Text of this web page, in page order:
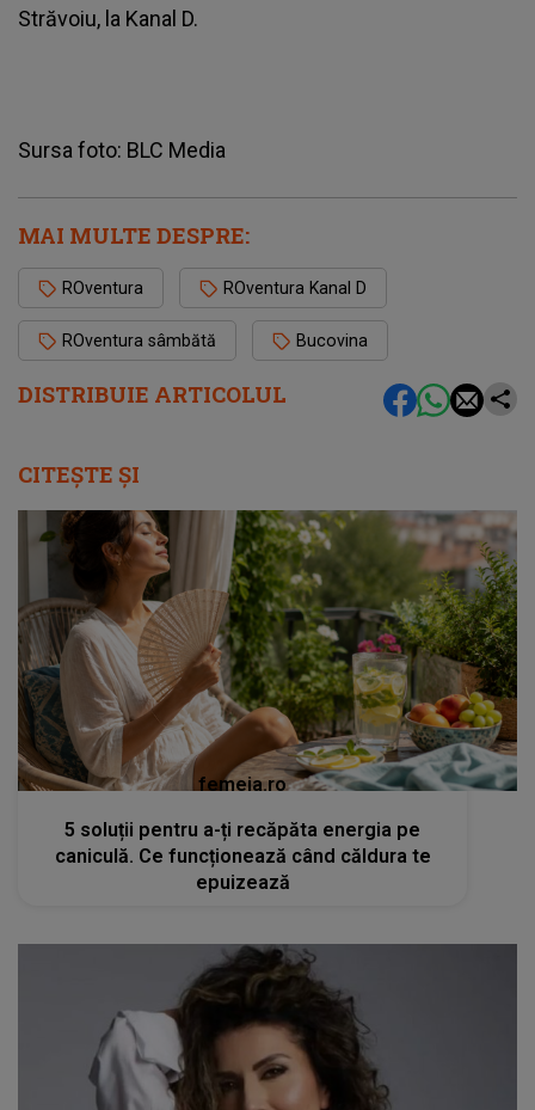
DISTRIBUIE ARTICOLUL
Străvoiu, la Kanal D.
Sursa foto: BLC Media
MAI MULTE DESPRE:
ROventura ROventura Kanal D
ROventura sâmbătă Bucovina
CITEȘTE ȘI
femeia.ro
5 soluții pentru a-ți recăpăta energia pe
caniculă. Ce funcționează când căldura te
epuizează